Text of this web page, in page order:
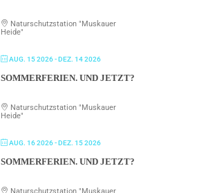
Naturschutzstation "Muskauer
Heide"
AUG. 15 2026- DEZ. 14 2026
SOMMERFERIEN. UND JETZT?
Naturschutzstation "Muskauer
Heide"
AUG. 16 2026- DEZ. 15 2026
SOMMERFERIEN. UND JETZT?
Naturschutzstation "Muskauer